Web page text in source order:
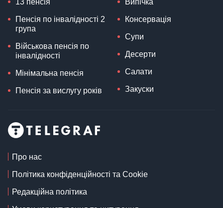
13 пенсія
Пенсія по інвалідності 2
група
Військова пенсія по
інвалідності
Мінімальна пенсія
Пенсія за вислугу років
Випічка
Консервація
Супи
Десерти
Салати
Закуски
Про нас
Політика конфіденційності та Cookie
Редакційна політика